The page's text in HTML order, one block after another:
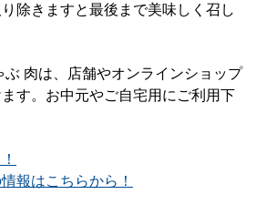
除きますと最後まで美味しく召し
ぶ 肉は、店舗やオンラインショップ
す。お中元やご自宅用にご利用下
報はこちらから！